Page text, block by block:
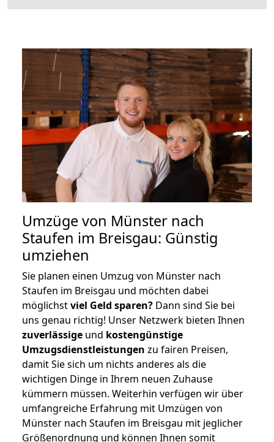
Umzüge von Münster nach
Staufen im Breisgau: Günstig
umziehen
Sie planen einen Umzug von Münster nach
Staufen im Breisgau und möchten dabei
möglichstviel Geld sparen? Dann sind Sie bei
uns genau richtig! Unser Netzwerk bieten Ihnen
zuverlässige und kostengünstige
Umzugsdienstleistungen zu fairen Preisen,
damit Sie sich um nichts anderes als die
wichtigen Dinge in Ihrem neuen Zuhause
kümmern müssen. Weiterhin verfügen wir über
umfangreiche Erfahrung mit Umzügen von
Münster nach Staufen im Breisgau mit jeglicher
Größenordnung und können Ihnen somit